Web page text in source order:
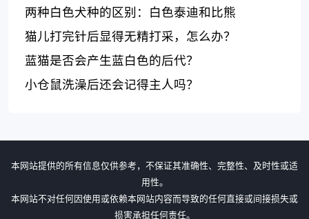
两种白色犬种的区别：白色泰迪和比熊
猫儿打完针后显得无精打采，怎么办？
蓝猫是否会产生蓝白色的后代？
小仓鼠洗澡后还会记得主人吗？
本网站提供的所有信息仅供参考，不保证其准确性、完整性、及时性或适
用性。
本网站不对任何因使用或依赖本网站内容而导致的任何直接或间接损失或
损害承担任何责任。